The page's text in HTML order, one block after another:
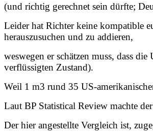
(und richtig gerechnet sein dürfte;
Leider hat Richter keine kompatible
herauszusuchen und zu addieren,
weswegen er schätzen muss, dass
verflüssigten Zustand).
Weil 1 m3 rund 35 US-
Laut BP Statistical Review machte
Der hier angestellte Vergleich ist,